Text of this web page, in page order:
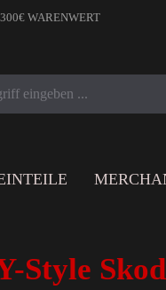
WARENWERT
Style